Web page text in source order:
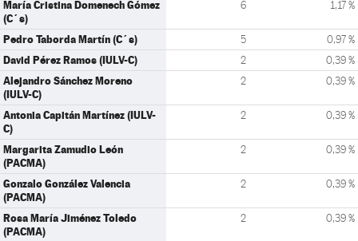
María Cristina Domenech Gómez
(C´s)
6 1,17 %
Pedro Taborda Martín (C´s) 5 0,97 %
David Pérez Ramos (IULV-C) 2 0,39 %
Alejandro Sánchez Moreno
(IULV-C)
2 0,39 %
Antonia Capitán Martínez (IULV-
C)
2 0,39 %
Margarita Zamudio León
(PACMA)
2 0,39 %
Gonzalo González Valencia
(PACMA)
2 0,39 %
Rosa María Jiménez Toledo
(PACMA)
2 0,39 %